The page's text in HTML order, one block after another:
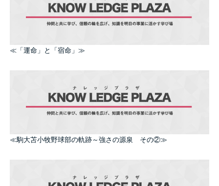
≪「運命」と「宿命」≫
≪駒大苫小牧野球部の軌跡～強さの源泉 その②≫